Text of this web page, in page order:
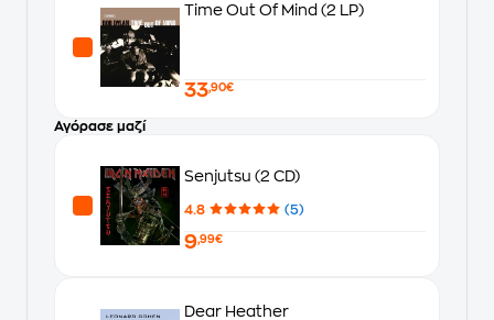
Time Out Of Mind (2 LP)
33,90€
Αγόρασε μαζί
Senjutsu (2 CD)
4.8 (5)
9,99€
Dear Heather